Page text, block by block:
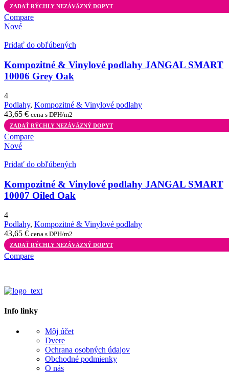
ZADAŤ RÝCHLY NEZÁVÄZNÝ DOPYT
Compare
Nové
Pridať do obľúbených
Kompozitné & Vinylové podlahy JANGAL SMART
10006 Grey Oak
4
Podlahy, Kompozitné & Vinylové podlahy
43,65 € cena s DPH/m2
ZADAŤ RÝCHLY NEZÁVÄZNÝ DOPYT
Compare
Nové
Pridať do obľúbených
Kompozitné & Vinylové podlahy JANGAL SMART
10007 Oiled Oak
4
Podlahy, Kompozitné & Vinylové podlahy
43,65 € cena s DPH/m2
ZADAŤ RÝCHLY NEZÁVÄZNÝ DOPYT
Compare
Info linky
Môj účet
Dvere
Ochrana osobných údajov
Obchodné podmienky
O nás